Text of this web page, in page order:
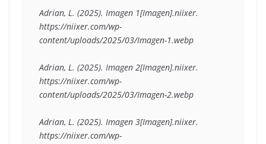
Adrian, L. (2025). Imagen 1[Imagen].niixer.
https://niixer.com/wp-
content/uploads/2025/03/Imagen-1.webp
Adrian, L. (2025). Imagen 2[Imagen].niixer.
https://niixer.com/wp-
content/uploads/2025/03/Imagen-2.webp
Adrian, L. (2025). Imagen 3[Imagen].niixer.
https://niixer.com/wp-